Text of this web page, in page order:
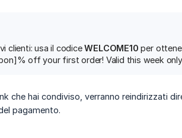
clienti: usa il codiceWELCOME10 per
off your first order! Valid this week
che hai condiviso, verranno reindirizzati
pagamento.